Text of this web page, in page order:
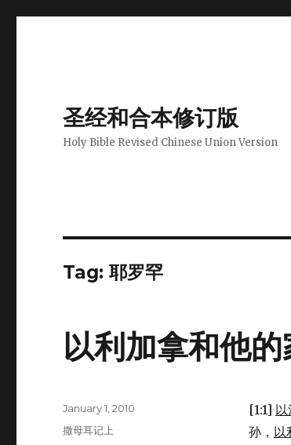
圣经和合本修订版
Holy Bible Revised Chinese Union Version
Tag: 耶罗罕
以利加拿和他
[1:1]
孙， 以
Posted
on
January 1, 2010
Categories
撒母耳记上